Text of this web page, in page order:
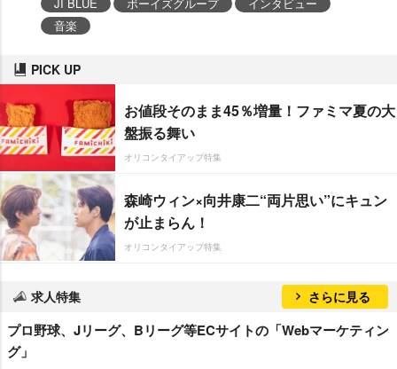
音楽
PICK UP
お値段そのまま45％増量！ファミマ夏の大
盤振る舞い
オリコンタイアップ特集
森崎ウィン×向井康二“両片思い”にキュン
が止まらん！
オリコンタイアップ特集
求人特集 さらに見る
プロ野球、Jリーグ、Bリーグ等ECサイトの「Webマーケティン
グ」